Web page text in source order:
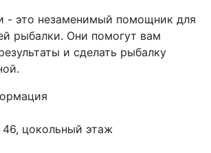
- это незаменимый помощник для
рыбалки. Они помогут вам
и сделать рыбалку
46, цокольный этаж